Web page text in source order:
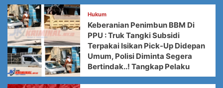
Hukum
Keberanian Penimbun BBM Di
PPU : Truk Tangki Subsidi
Terpakai Isikan Pick-Up Didepan
Umum, Polisi Diminta Segera
Bertindak..! Tangkap Pelaku